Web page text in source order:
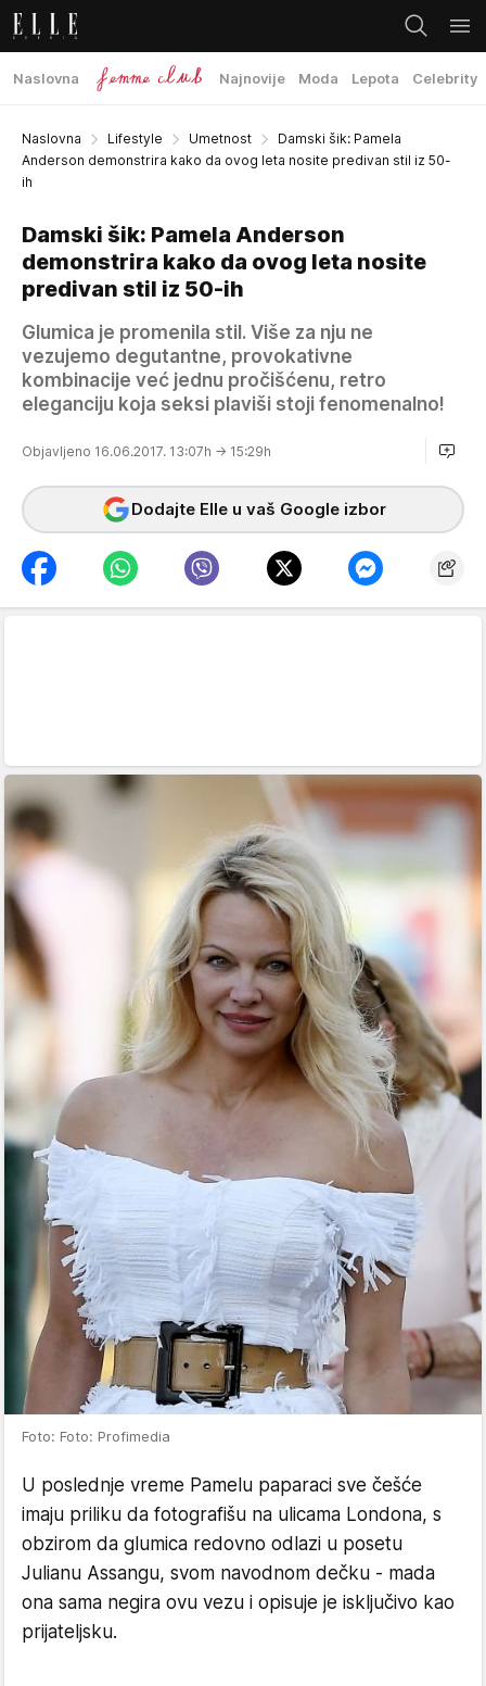
Naslovna Najnovije Moda Lepota Celebrity
Naslovna Lifestyle Umetnost
Damski šik: Pamela
Anderson demonstrira kako da ovog leta nosite predivan stil iz 50-
ih
Damski šik: Pamela Anderson
demonstrira kako da ovog leta nosite
predivan stil iz 50-ih
Glumica je promenila stil. Više za nju ne
vezujemo degutantne, provokativne
kombinacije već jednu pročišćenu, retro
eleganciju koja seksi plaviši stoji fenomenalno!
Objavljeno 16.06.2017. 13:07h → 15:29h
Dodajte Elle u vaš Google izbor
Foto: Foto: Profimedia
U poslednje vreme Pamelu paparaci sve češće
imaju priliku da fotografišu na ulicama Londona, s
obzirom da glumica redovno odlazi u posetu
Julianu Assangu, svom navodnom dečku - mada
ona sama negira ovu vezu i opisuje je isključivo kao
prijateljsku.